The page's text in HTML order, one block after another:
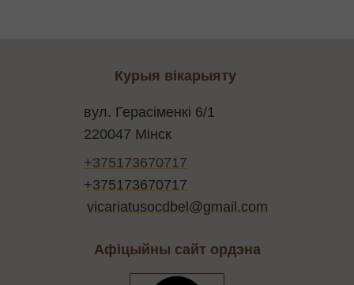
вул. Герасіменкі 6/1
220047 Мінск
Афіцыйны сайт ордэна
+375173670717
+375173670717
vicariatusocdbel@gmail.com
Курыя вікарыяту